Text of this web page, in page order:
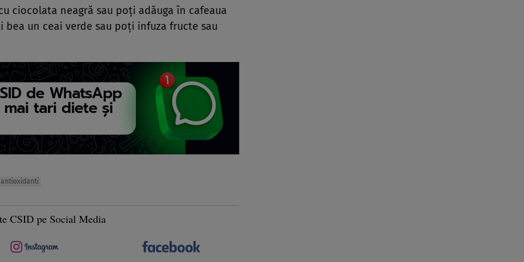
ciocolata neagră sau poți adăuga în cafeaua
un ceai verde sau poți infuza fructe sau
CSID pe Social Media